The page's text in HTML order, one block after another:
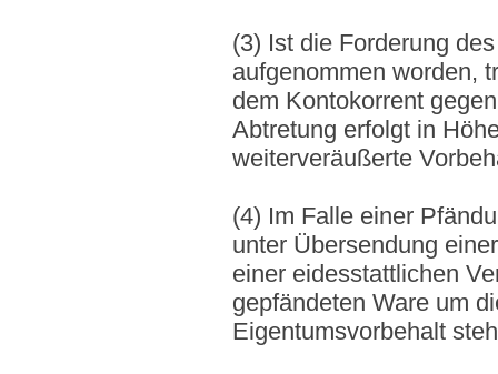
(3) Ist die Forderung
aufgenommen worden,
dem Kontokorrent
Abtretung erfolgt in
weiterveräußerte
(4) Im Falle einer
unter Übersendung
einer eidesstattlichen
gepfändeten Ware um
Eigentumsvorbehalt